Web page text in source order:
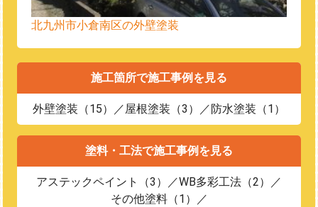
北九州市小倉南区の外壁塗装
施工箇所で施工事例を見る
外壁塗装（15） 屋根塗装（3） 防水塗装（1）
塗料・工法で施工事例を見る
アステックペイント（3）
WB多彩工法（2）
その他塗料（1）